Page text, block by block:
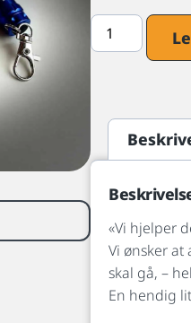
«Vi hjelper
Vi ønsker at
skal gå, –
En hendig